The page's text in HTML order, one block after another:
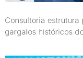
Consultoria
gargalos históricos